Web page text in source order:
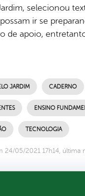
selecionou
ir se
de apoio,
JARDIM CADERNO
ENSINO
TECNOLOGIA
24/05/2021 17h14, última